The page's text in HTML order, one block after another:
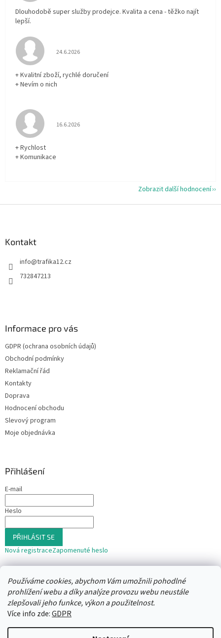
Používáme cookies, abychom Vám umožnili pohodlné
prohlížení webu a díky analýze provozu webu neustále
zlepšovali jeho funkce, výkon a použitelnost.
Více info zde:GDPR
Dlouhodobě super služby prodejce. Kvalita a cena - těžko najít
lepší.
Hodnocení obchodu je 5 z 5 hvězdiček.
24.6.2026
+ Kvalitní zboží, rychlé doručení
+ Nevím o nich
Hodnocení obchodu je 5 z 5 hvězdiček.
16.6.2026
+ Rychlost
+ Komunikace
Zobrazit další hodnocení
Kontakt
info@trafika12.cz
732847213
Informace pro vás
GDPR (ochrana osobních údajů)
Obchodní podmínky
Reklamační řád
Kontakty
Doprava
Hodnocení obchodu
Slevový program
Moje objednávka
Přihlášení
E-mail
Heslo
PŘIHLÁSIT SE
Nová registraceZapomenuté heslo
nebo
Přihlásit se přes Seznam